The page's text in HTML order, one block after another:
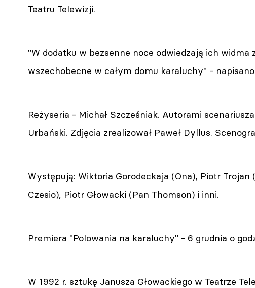
Teatru Telewizji.
"W dodatku w bezsenne noce odwiedzają ich
wszechobecne w całym domu karaluchy" -
Reżyseria - Michał Szcześniak. Autorami
Urbański. Zdjęcia zrealizował Paweł Dyllus.
Występują: Wiktoria Gorodeckaja (Ona), Piotr
Czesio), Piotr Głowacki (Pan Thomson) i inni.
Premiera "Polowania na karaluchy" - 6 grudnia o
W 1992 r. sztukę Janusza Głowackiego w Teatrze